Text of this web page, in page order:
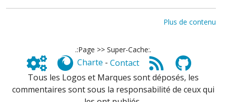
Plus de contenu
.:Page >> Super-Cache:.
Charte - Contact
Tous les Logos et Marques sont déposés, les
commentaires sont sous la responsabilité de ceux qui